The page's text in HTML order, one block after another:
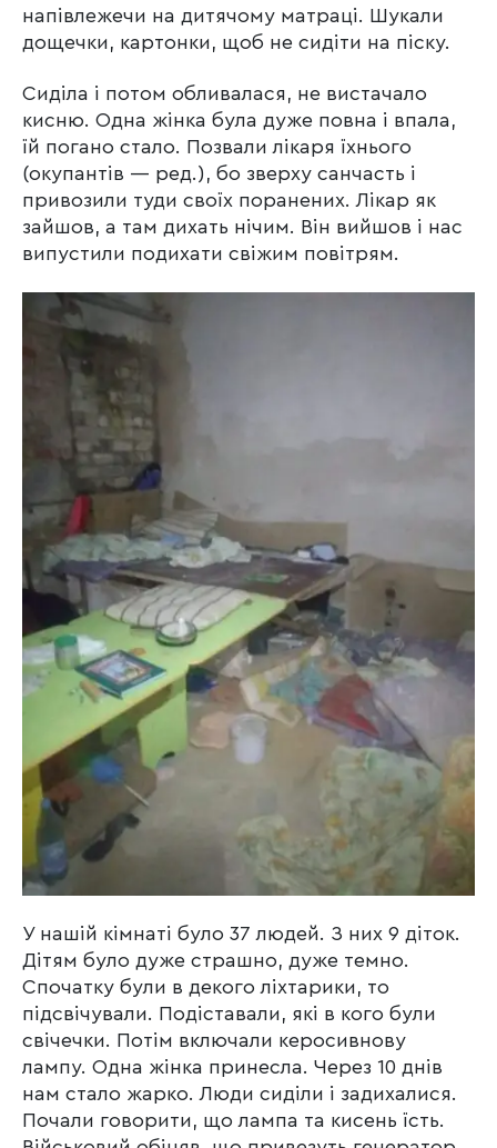
напівлежечи на дитячому матраці. Шукали
дощечки, картонки, щоб не сидіти на піску.
Сиділа і потом обливалася, не вистачало
кисню. Одна жінка була дуже повна і впала,
їй погано стало. Позвали лікаря їхнього
(окупантів — ред.), бо зверху санчасть і
привозили туди своїх поранених. Лікар як
зайшов, а там дихать нічим. Він вийшов і нас
випустили подихати свіжим повітрям.
У нашій кімнаті було 37 людей. З них 9 діток.
Дітям було дуже страшно, дуже темно.
Спочатку були в декого ліхтарики, то
підсвічували. Подіставали, які в кого були
свічечки. Потім включали керосивнову
лампу. Одна жінка принесла. Через 10 днів
нам стало жарко. Люди сиділи і задихалися.
Почали говорити, що лампа та кисень їсть.